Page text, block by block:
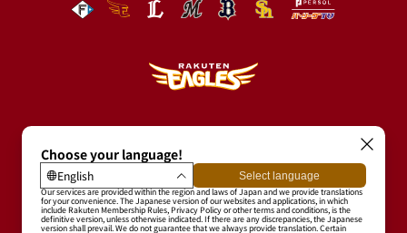
試合情報
チーム・選手
ファーム